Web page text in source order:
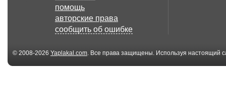
помощь
авторские права
сообщить об ошибке
© 2008-2026 Yaplakal.com. Все права защищены. Используя настоящий